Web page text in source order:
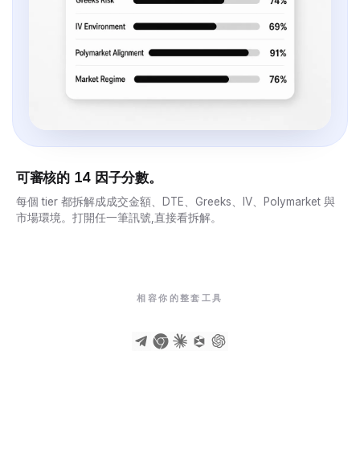
可審核的 14 因子分數。
每個 tier 都拆解成成交金額、DTE、Greeks、IV、Polymarket 與
市場環境。打開任一筆訊號,直接看拆解。
相容你的整套工具
投資組合